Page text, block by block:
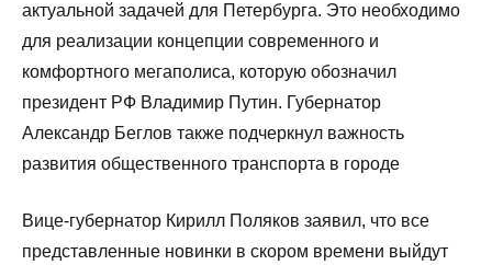
актуальной задачей для Петербурга. Это необходимо
для реализации концепции современного и
комфортного мегаполиса, которую обозначил
президент РФ Владимир Путин. Губернатор
Александр Беглов также подчеркнул важность
развития общественного транспорта в городе
Вице-губернатор Кирилл Поляков заявил, что все
представленные новинки в скором времени выйдут